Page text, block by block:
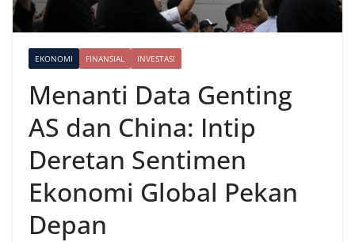
EKONOMI FINANSIAL INVESTASI
Menanti Data Genting
AS dan China: Intip
Deretan Sentimen
Ekonomi Global Pekan
Depan